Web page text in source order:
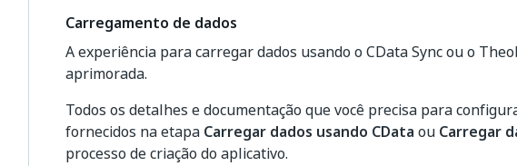
Carregamento de dados
A experiência para carregar dados usando o CData Sync ou o
aprimorada.
Todos os detalhes e documentação que você precisa para
fornecidos na etapa Carregar dados usando CData ou Carregar
processo de criação do aplicativo.